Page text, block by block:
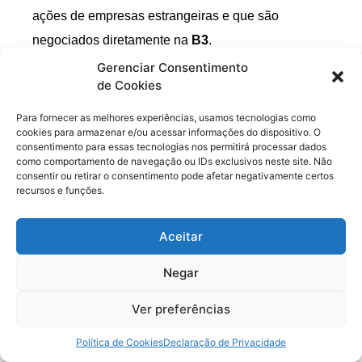
Gerenciar Consentimento
de Cookies
Para fornecer as melhores experiências, usamos tecnologias como
cookies para armazenar e/ou acessar informações do dispositivo. O
consentimento para essas tecnologias nos permitirá processar dados
como comportamento de navegação ou IDs exclusivos neste site. Não
consentir ou retirar o consentimento pode afetar negativamente certos
recursos e funções.
Aceitar
Negar
Ver preferências
Política de CookiesDeclaração de Privacidade
ações de empresas estrangeiras e que são
negociados diretamente na B3.
Na prática, o BDR funciona como um título que
exterior. Quando um investidor compra um BDR na
bolsa brasileira, ele passa a ter exposição
econômica à empresa estrangeira que aquele
certificado representa.
, os BDRs permitem que
investidores brasileiros tenham acesso a
companhias globais de diferentes setores da
economia sem a necessidade de transferir recursos